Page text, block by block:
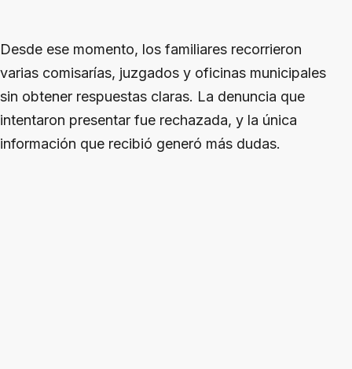
Desde ese momento, los familiares recorrieron
varias comisarías, juzgados y oficinas municipales
sin obtener respuestas claras. La denuncia que
intentaron presentar fue rechazada, y la única
información que recibió generó más dudas.